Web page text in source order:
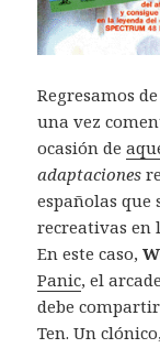
Regresamos
una vez
ocasión de
adaptaciones
españolas que
recreativas en
En este caso,
Panic, el
debe
Ten. Un